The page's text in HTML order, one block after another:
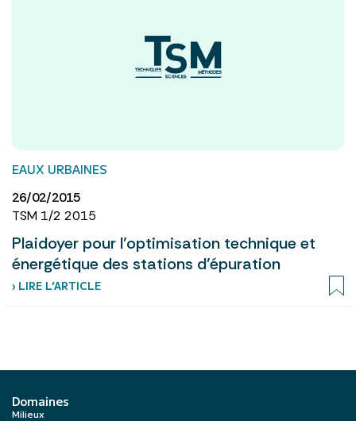
EAUX URBAINES
26/02/2015
TSM 1/2 2015
Plaidoyer pour l’optimisation technique et
énergétique des stations d’épuration
› LIRE L’ARTICLE
Domaines
Milieux